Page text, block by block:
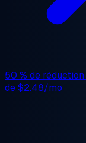
50 % de réduction
de$2.48/mo